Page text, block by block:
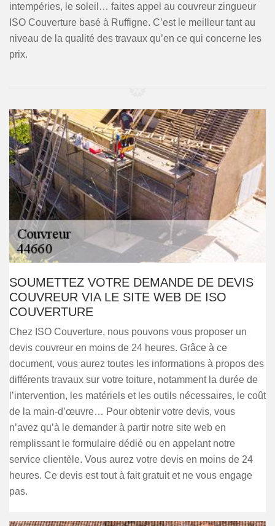
intempéries, le soleil… faites appel au couvreur zingueur
ISO Couverture basé à Ruffigne. C’est le meilleur tant au
niveau de la qualité des travaux qu’en ce qui concerne les
prix.
SOUMETTEZ VOTRE DEMANDE DE DEVIS
COUVREUR VIA LE SITE WEB DE ISO
COUVERTURE
Chez ISO Couverture, nous pouvons vous proposer un
devis couvreur en moins de 24 heures. Grâce à ce
document, vous aurez toutes les informations à propos des
différents travaux sur votre toiture, notamment la durée de
l’intervention, les matériels et les outils nécessaires, le coût
de la main-d’œuvre… Pour obtenir votre devis, vous
n’avez qu’à le demander à partir notre site web en
remplissant le formulaire dédié ou en appelant notre
service clientèle. Vous aurez votre devis en moins de 24
heures. Ce devis est tout à fait gratuit et ne vous engage
pas.